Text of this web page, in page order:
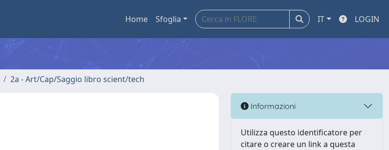
Home Sfoglia IT LOGIN
2a - Art/Cap/Saggio libro scient/tech
Informazioni
Utilizza questo identificatore per
citare o creare un link a questa